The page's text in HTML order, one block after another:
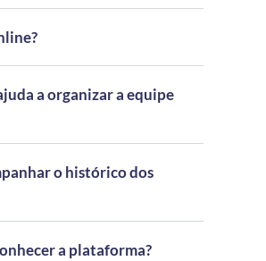
a organizar a equipe
o histórico dos
a plataforma?